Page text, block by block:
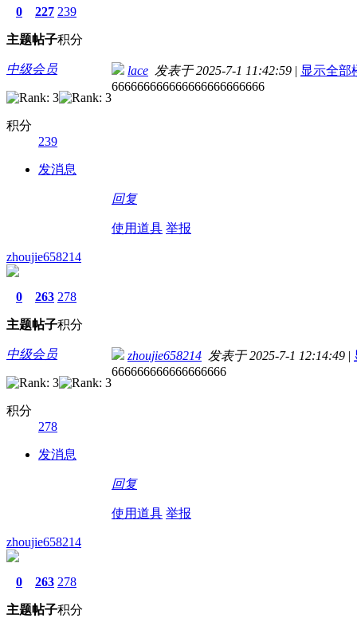
0
主题
227
帖子
239
积分
中级会员
积分
239
发消息
lace 发表于 2025-7-1 11:42:59 | 显示全部
666666666666666666666666
回复
使用道具 举报
zhoujie658214
0
主题
263
帖子
278
积分
中级会员
积分
278
发消息
zhoujie658214 发表于 2025-7-1 12:14:49 |
666666666666666666
回复
使用道具 举报
zhoujie658214
0
主题
263
帖子
278
积分